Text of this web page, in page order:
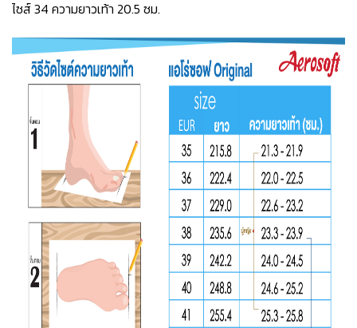
ไซส์ 34 ความยาวเท้า 20.5 ซม.